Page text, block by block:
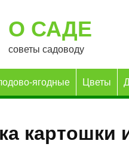
О САДЕ
советы садоводу
картошки
ягодные Цветы